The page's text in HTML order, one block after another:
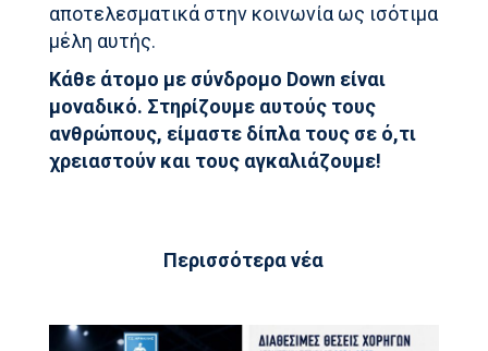
αποτελεσματικά στην κοινωνία ως ισότιμα
μέλη αυτής.
Κάθε άτομο με σύνδρομο Down είναι
μοναδικό. Στηρίζουμε αυτούς τους
ανθρώπους, είμαστε δίπλα τους σε ό,τι
χρειαστούν και τους αγκαλιάζουμε!
Περισσότερα νέα